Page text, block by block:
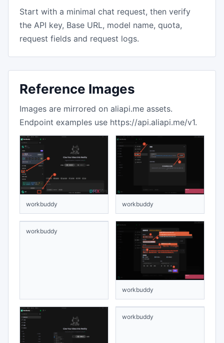
Start with a minimal chat request, then verify
the API key, Base URL, model name, quota,
request fields and request logs.
Reference Images
Images are mirrored on aliapi.me assets.
Endpoint examples use https://api.aliapi.me/v1.
workbuddy workbuddy
workbuddy